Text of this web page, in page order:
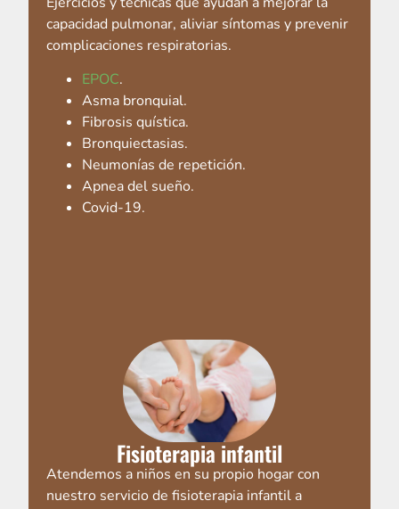
capacidad pulmonar, aliviar síntomas y prevenir
complicaciones respiratorias.
EPOC.
Asma bronquial.
Fibrosis quística.
Bronquiectasias.
Neumonías de repetición.
Apnea del sueño.
Covid-19.
Fisioterapia infantil
Atendemos a niños en su propio hogar con
nuestro servicio de fisioterapia infantil a